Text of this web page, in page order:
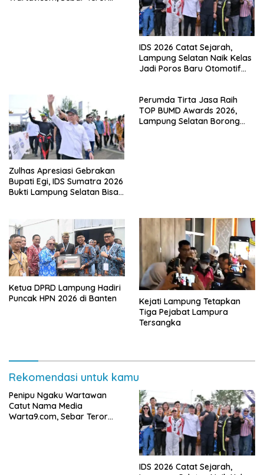
IDS 2026 Catat Sejarah,
Lampung Selatan Naik Kelas
Jadi Poros Baru Otomotif
Zulhas Apresiasi Gebrakan
Bupati Egi, IDS Sumatra 2026
Bukti Lampung Selatan Bisa
Perumda Tirta Jasa Raih
TOP BUMD Awards 2026,
Lampung Selatan Borong
Ketua DPRD Lampung Hadiri
Puncak HPN 2026 di Banten
Kejati Lampung Tetapkan
Tiga Pejabat Lampura
Tersangka
Rekomendasi untuk kamu
Penipu Ngaku Wartawan
Catut Nama Media
Warta9.com, Sebar Teror
IDS 2026 Catat Sejarah,